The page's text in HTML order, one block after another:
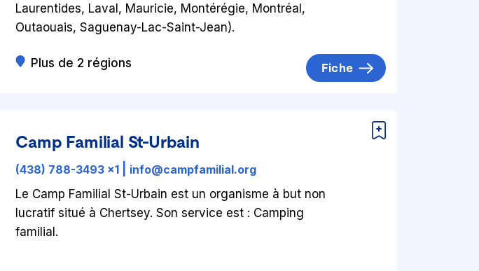
Laurentides, Laval, Mauricie, Montérégie, Montréal,
Outaouais, Saguenay-Lac-Saint-Jean).
Plus de 2 régions Fiche
Camp Familial St-Urbain
(438) 788-3493 x1
info@campfamilial.org
Le Camp Familial St-Urbain est un organisme à but non
lucratif situé à Chertsey. Son service est : Camping
familial.